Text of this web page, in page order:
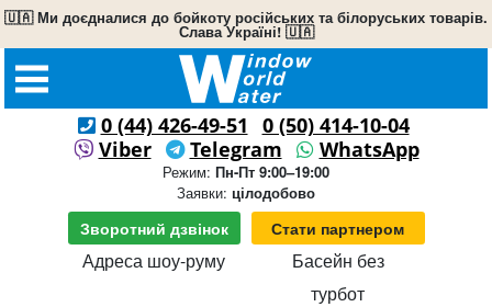
🇺🇦 Ми доєдналися до бойкоту російських та білоруських товарів.
Слава Україні! 🇺🇦
0 (44) 426-49-51
0 (50) 414-10-04
Viber
Telegram WhatsApp
Режим: Пн-Пт 9:00–19:00
Заявки: цілодобово
Зворотний дзвінок Стати партнером
Адреса шоу-руму
Басейн без
турбот